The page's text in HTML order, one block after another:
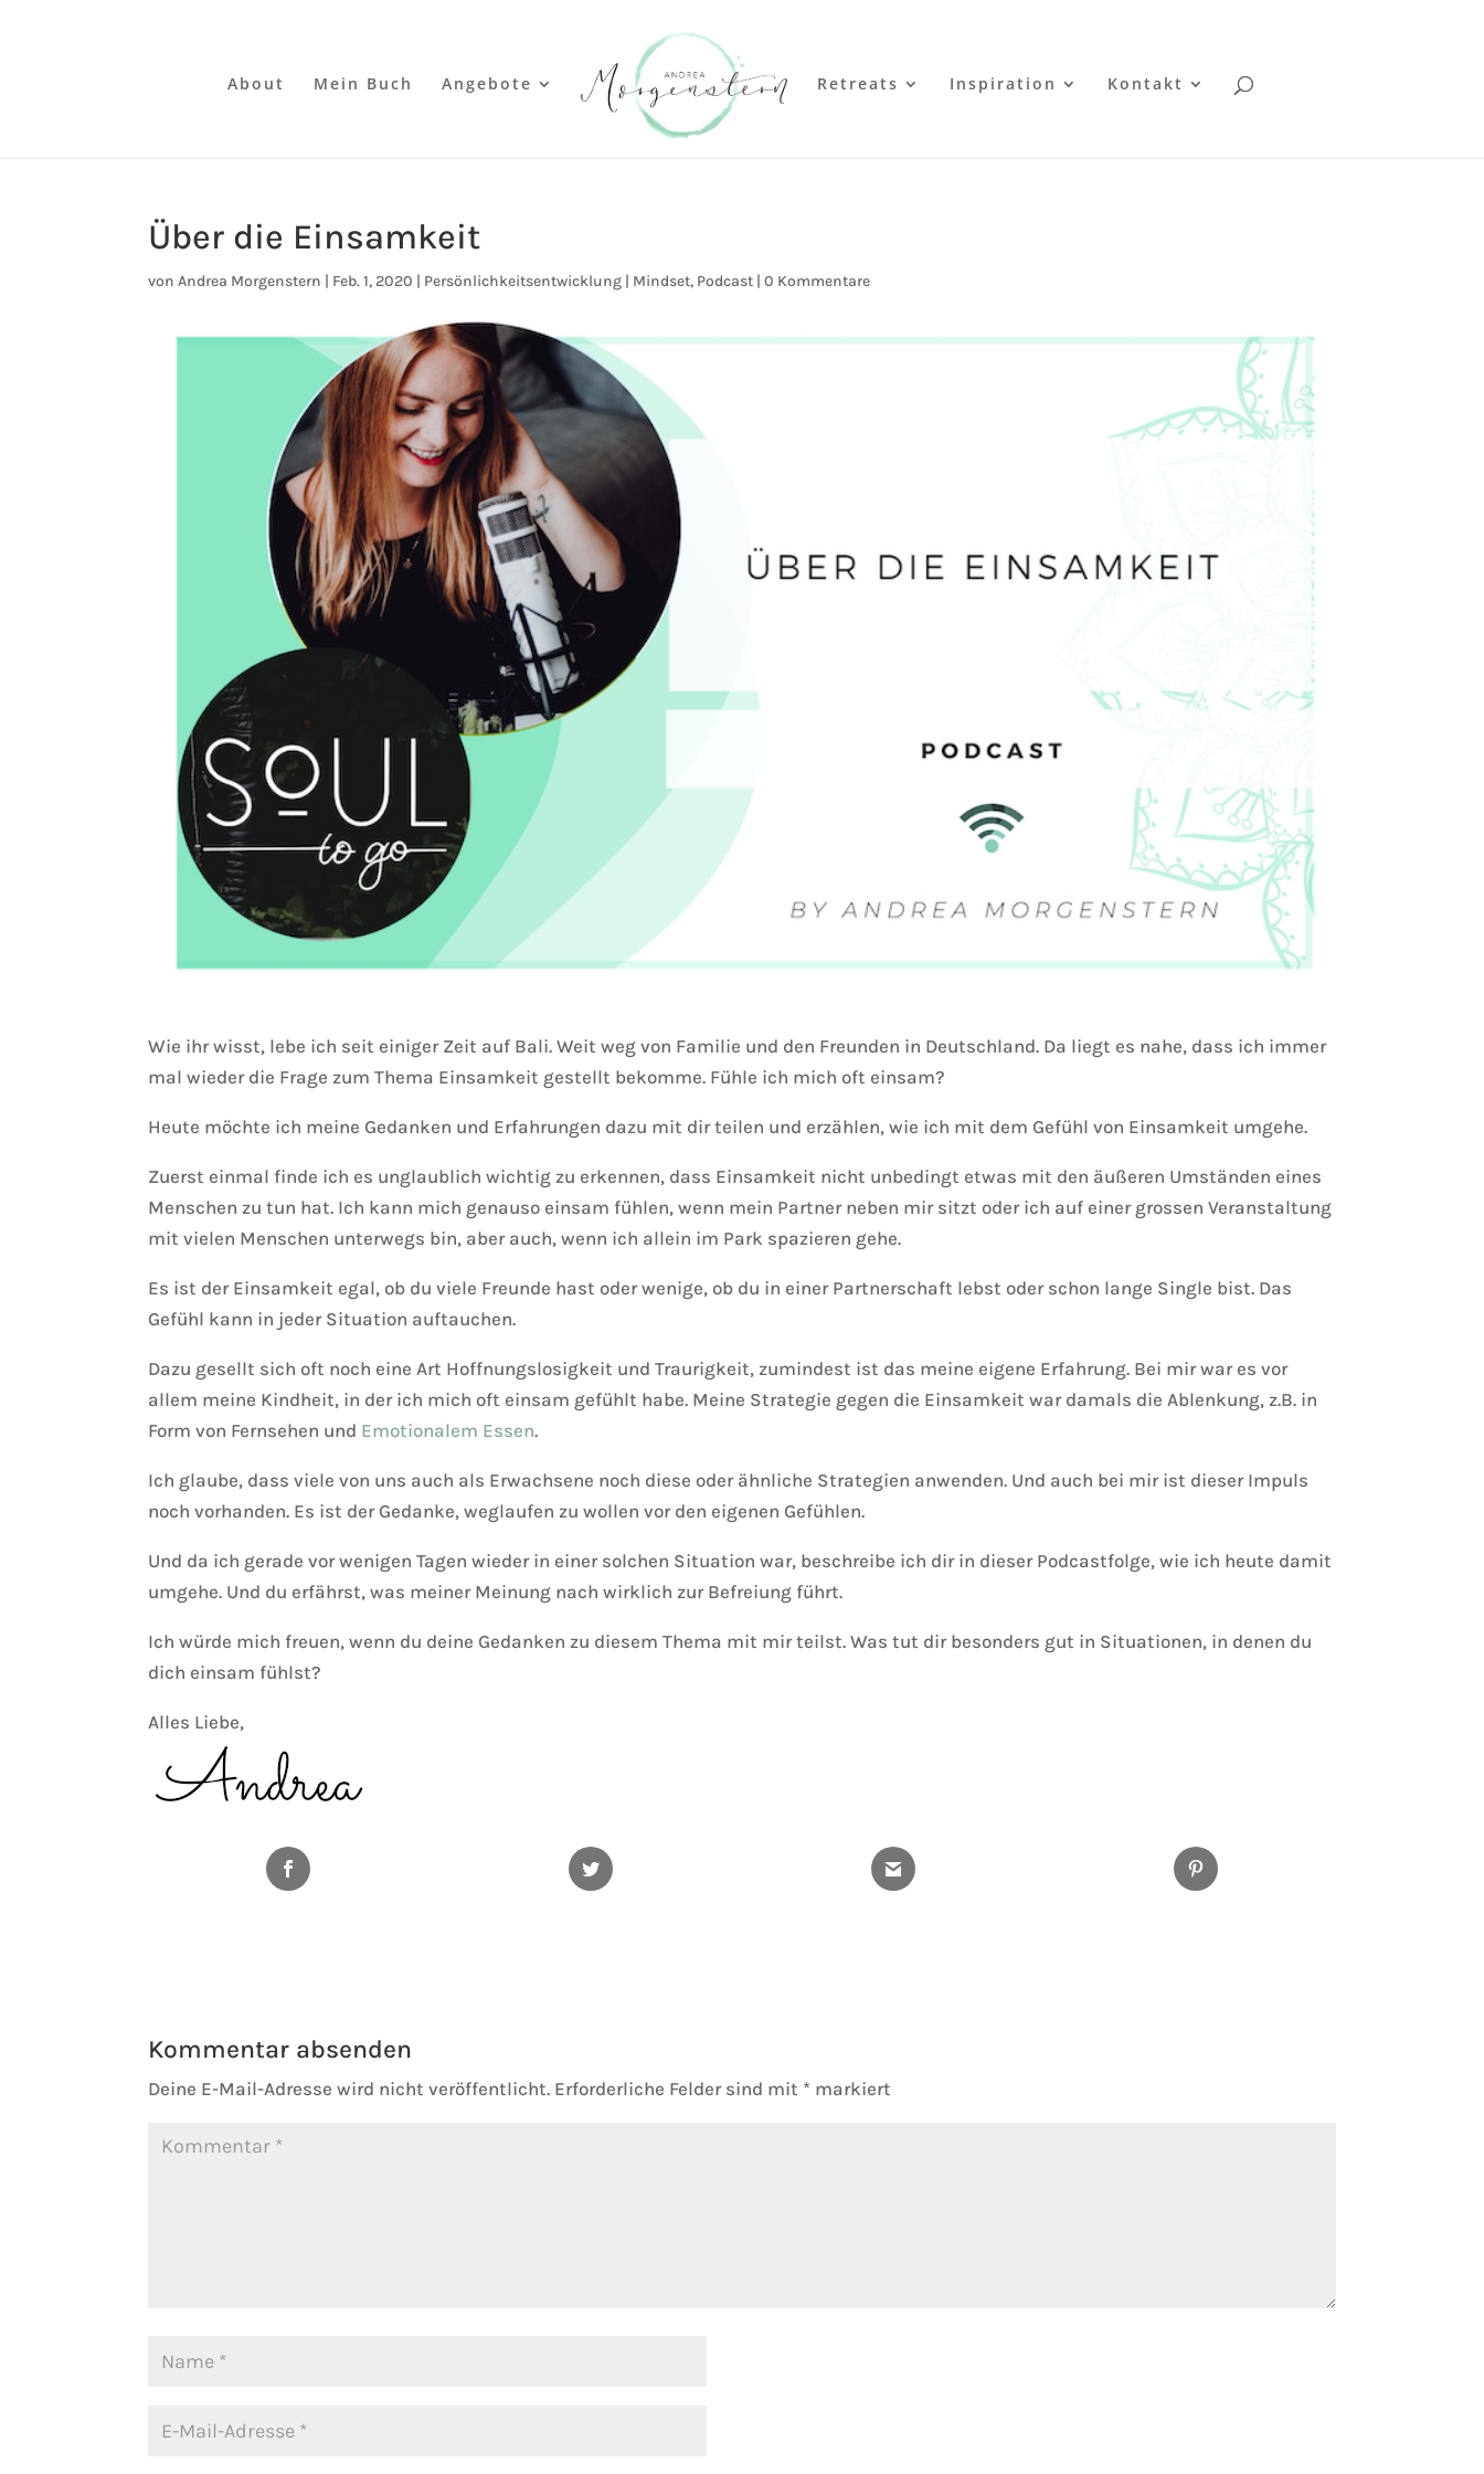
About Mein Buch Angebote Retreats Inspiration Kontakt
Über die Einsamkeit
vonAndrea Morgenstern | Feb. 1, 2020 | Persönlichkeitsentwicklung | Mindset, Podcast |0 Kommentare
Wie ihr wisst, lebe ich seit einiger Zeit auf Bali. Weit weg von Familie und den Freunden in Deutschland. Da liegt es nahe, dass ich immer
mal wieder die Frage zum Thema Einsamkeit gestellt bekomme. Fühle ich mich oft einsam?
Heute möchte ich meine Gedanken und Erfahrungen dazu mit dir teilen und erzählen, wie ich mit dem Gefühl von Einsamkeit umgehe.
Zuerst einmal finde ich es unglaublich wichtig zu erkennen, dass Einsamkeit nicht unbedingt etwas mit den äußeren Umständen eines
Menschen zu tun hat. Ich kann mich genauso einsam fühlen, wenn mein Partner neben mir sitzt oder ich auf einer grossen Veranstaltung
mit vielen Menschen unterwegs bin, aber auch, wenn ich allein im Park spazieren gehe.
Es ist der Einsamkeit egal, ob du viele Freunde hast oder wenige, ob du in einer Partnerschaft lebst oder schon lange Single bist. Das
Gefühl kann in jeder Situation auftauchen.
Dazu gesellt sich oft noch eine Art Hoffnungslosigkeit und Traurigkeit, zumindest ist das meine eigene Erfahrung. Bei mir war es vor
allem meine Kindheit, in der ich mich oft einsam gefühlt habe. Meine Strategie gegen die Einsamkeit war damals die Ablenkung, z.B. in
Form von Fernsehen und Emotionalem Essen.
Ich glaube, dass viele von uns auch als Erwachsene noch diese oder ähnliche Strategien anwenden. Und auch bei mir ist dieser Impuls
noch vorhanden. Es ist der Gedanke, weglaufen zu wollen vor den eigenen Gefühlen.
Und da ich gerade vor wenigen Tagen wieder in einer solchen Situation war, beschreibe ich dir in dieser Podcastfolge, wie ich heute damit
umgehe. Und du erfährst, was meiner Meinung nach wirklich zur Befreiung führt.
Ich würde mich freuen, wenn du deine Gedanken zu diesem Thema mit mir teilst. Was tut dir besonders gut in Situationen, in denen du
dich einsam fühlst?
Alles Liebe,
Kommentar absenden
Deine E-Mail-Adresse wird nicht veröffentlicht. Erforderliche Felder sind mit * markiert